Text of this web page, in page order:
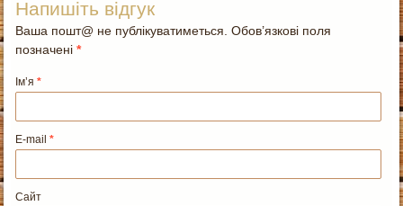
Напишіть відгук
Ваша пошт@ не публікуватиметься. Обов’язкові поля
позначені*
Ім’я*
E-mail*
Сайт